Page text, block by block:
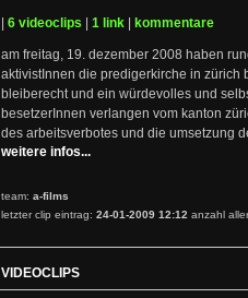
6 videoclips 1 link kommentare
am freitag, 19. dezember 2008 haben
aktivistInnen die predigerkirche in zürich
bleiberecht und ein würdevolles und
besetzerInnen verlangen vom kanton
des arbeitsverbotes und die umsetzung
weitere infos...
team: a-films
letzter clip eintrag: 24-01-2009 12:12 anzahl
VIDEOCLIPS